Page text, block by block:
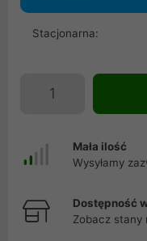
Stacjonarna:
Mała ilość
Wysyłamy
Dostępność
Zobacz stany